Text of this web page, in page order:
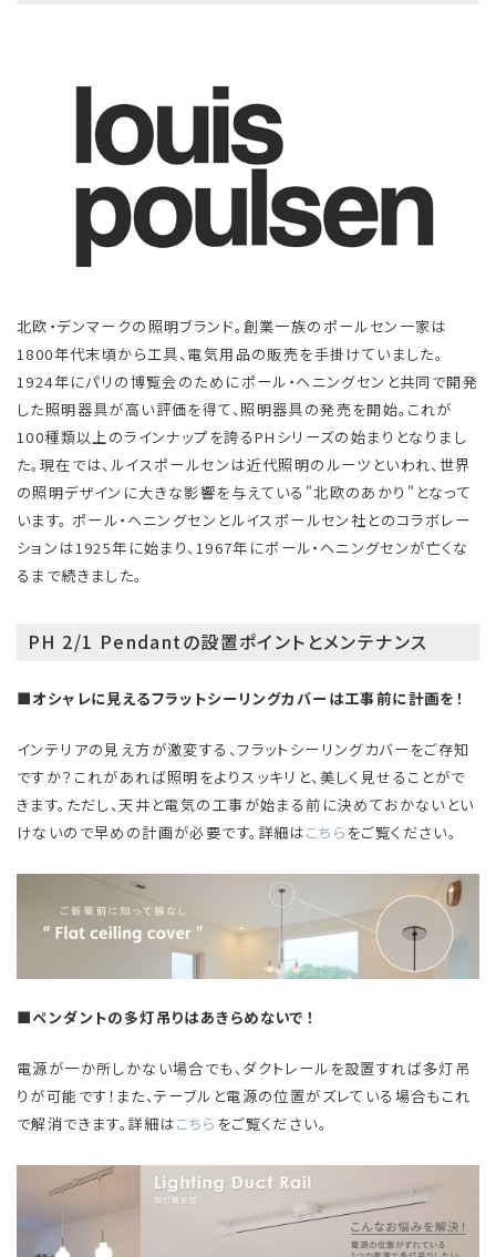
北欧・デンマークの照明ブランド。創業一族のポールセン一家は
1800年代末頃から工具、電気用品の販売を手掛けていました。
1924年にパリの博覧会のためにポール・ヘニングセンと共同で開発
した照明器具が高い評価を得て、照明器具の発売を開始。これが
100種類以上のラインナップを誇るPHシリーズの始まりとなりまし
た。現在では、ルイスポールセンは近代照明のルーツといわれ、世界
の照明デザインに大きな影響を与えている"北欧のあかり"となって
います。 ポール・ヘニングセンとルイスポールセン社とのコラボレー
ションは1925年に始まり、1967年にポール・ヘニングセンが亡くな
るまで続きました。
PH 2/1 Pendantの設置ポイントとメンテナンス
■オシャレに見えるフラットシーリングカバーは工事前に計画を！
インテリアの見え方が激変する、フラットシーリングカバーをご存知
ですか？これがあれば照明をよりスッキリと、美しく見せることがで
きます。ただし、天井と電気の工事が始まる前に決めておかないとい
けないので早めの計画が必要です。詳細はこちらをご覧ください。
■ペンダントの多灯吊りはあきらめないで！
電源が一か所しかない場合でも、ダクトレールを設置すれば多灯吊
りが可能です！また、テーブルと電源の位置がズレている場合もこれ
で解消できます。詳細はこちら をご覧ください。